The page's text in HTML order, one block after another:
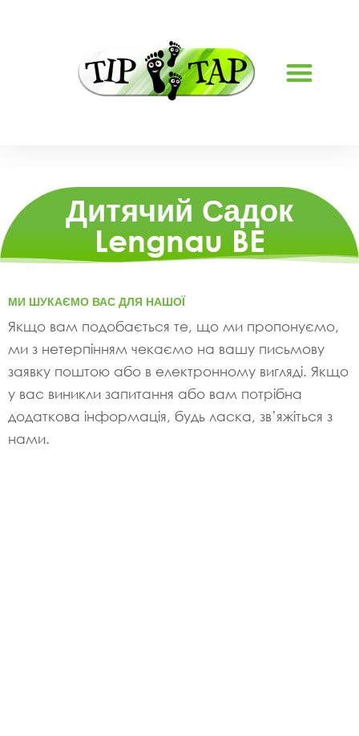
Дитячий Садок
Lengnau BE
МИ ШУКАЄМО ВАС ДЛЯ НАШОЇ
Якщо вам подобається те, що ми пропонуємо,
ми з нетерпінням чекаємо на вашу письмову
заявку поштою або в електронному вигляді. Якщо
у вас виникли запитання або вам потрібна
додаткова інформація, будь ласка, зв’яжіться з
нами.